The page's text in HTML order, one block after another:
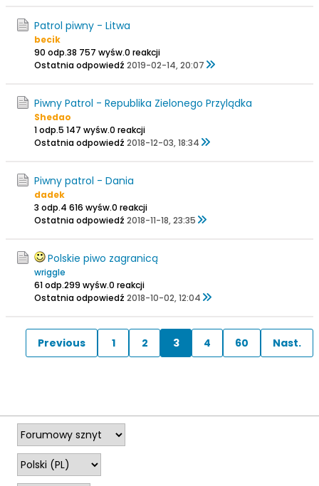
Patrol piwny - Litwa
becik
90 odp.38 757 wyśw.0 reakcji
Ostatnia odpowiedź 2019-02-14, 20:07
Piwny Patrol - Republika Zielonego Przylądka
Shedao
1 odp.5 147 wyśw.0 reakcji
Ostatnia odpowiedź 2018-12-03, 18:34
Piwny patrol - Dania
dadek
3 odp.4 616 wyśw.0 reakcji
Ostatnia odpowiedź 2018-11-18, 23:35
Polskie piwo zagranicą
wriggle
61 odp.299 wyśw.0 reakcji
Ostatnia odpowiedź 2018-10-02, 12:04
Previous 1 2 3 4 60 Nast.